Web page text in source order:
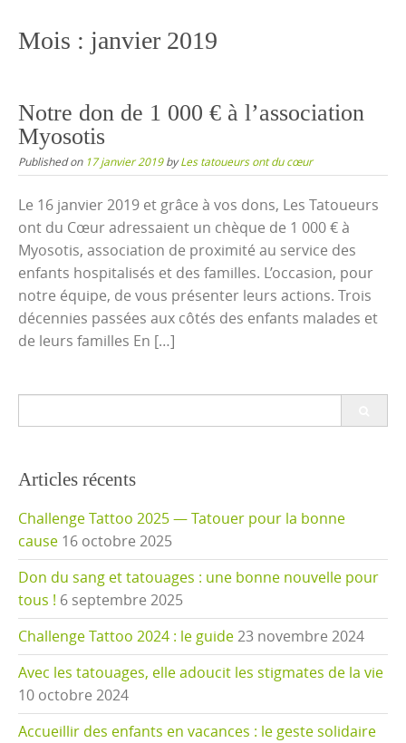
Mois : janvier 2019
Notre don de 1 000 € à l’association
Myosotis
Published on 17 janvier 2019byLes tatoueurs ont du cœur
Le 16 janvier 2019 et grâce à vos dons, Les Tatoueurs
ont du Cœur adressaient un chèque de 1 000 € à
Myosotis, association de proximité au service des
enfants hospitalisés et des familles. L’occasion, pour
notre équipe, de vous présenter leurs actions. Trois
décennies passées aux côtés des enfants malades et
de leurs familles En […]
Articles récents
Challenge Tattoo 2025 — Tatouer pour la bonne
cause 16 octobre 2025
Don du sang et tatouages : une bonne nouvelle pour
tous ! 6 septembre 2025
Challenge Tattoo 2024 : le guide23 novembre 2024
Avec les tatouages, elle adoucit les stigmates de la vie
10 octobre 2024
Accueillir des enfants en vacances : le geste solidaire